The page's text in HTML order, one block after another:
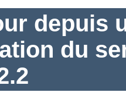
depuis
du